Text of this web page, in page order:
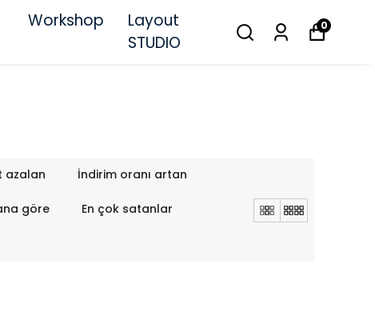
Workshop
Layout
STUDIO
0
azalan İndirim oranı artan
göre En çok satanlar